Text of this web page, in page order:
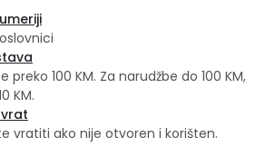
preko 100 KM. Za narudžbe do 100 KM,
KM.
vratiti ako nije otvoren i korišten.